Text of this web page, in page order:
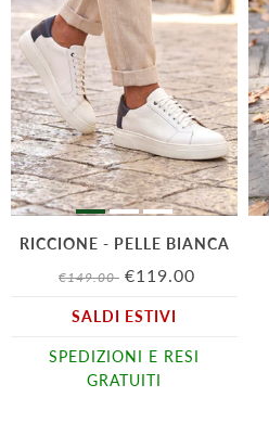
RICCIONE - PELLE BIANCA
€149.00 €119.00
SALDI ESTIVI
SPEDIZIONI E RESI
GRATUITI